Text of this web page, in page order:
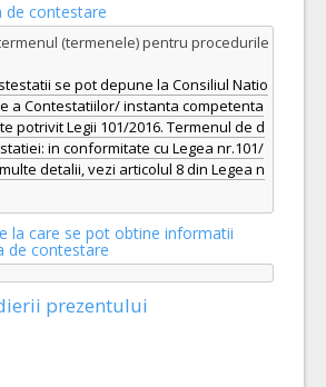
de contestare
(termenele) pentru procedurile
se pot depune la Consiliul Natio
a Contestatiilor/ instanta competenta
potrivit Legii 101/2016. Termenul de d
in conformitate cu Legea nr.101/
detalii, vezi articolul 8 din Legea n
la care se pot obtine informatii
de contestare
prezentului